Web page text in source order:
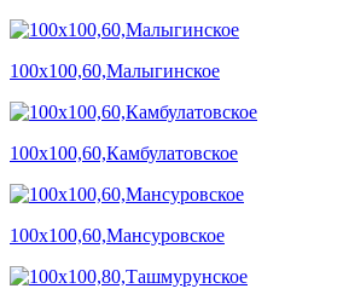
100х100,60,Малыгинское
100х100,60,Камбулатовское
100х100,60,Мансуровское